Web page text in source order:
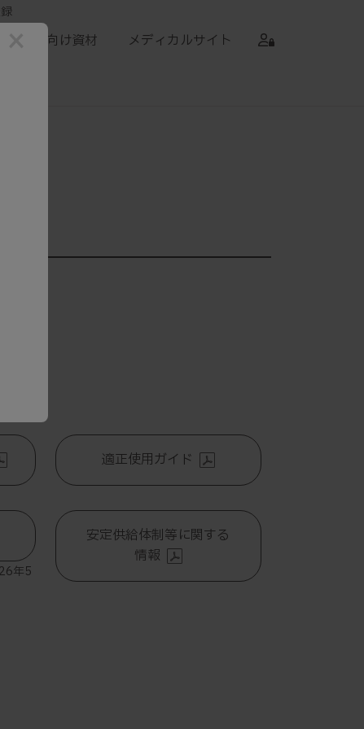
患者向け資材 メディカルサイト
適正使用ガイド
年5
安定供給体制等に関する
情報